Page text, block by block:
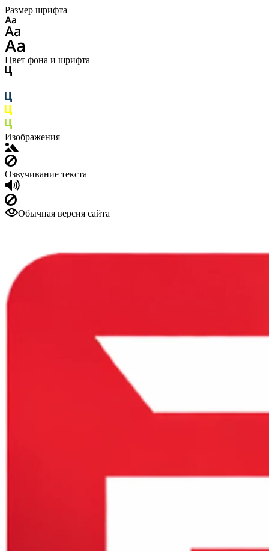
Размер шрифта
Цвет фона и шрифта
Изображения
Озвучивание текста
Обычная версия сайта